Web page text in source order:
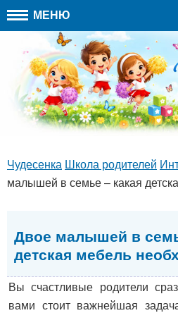
МЕНЮ
Чудесенка Школа родителей
малышей в семье – какая
Двое малышей в
детская мебель
Вы счастливые родители
вами стоит важнейшая